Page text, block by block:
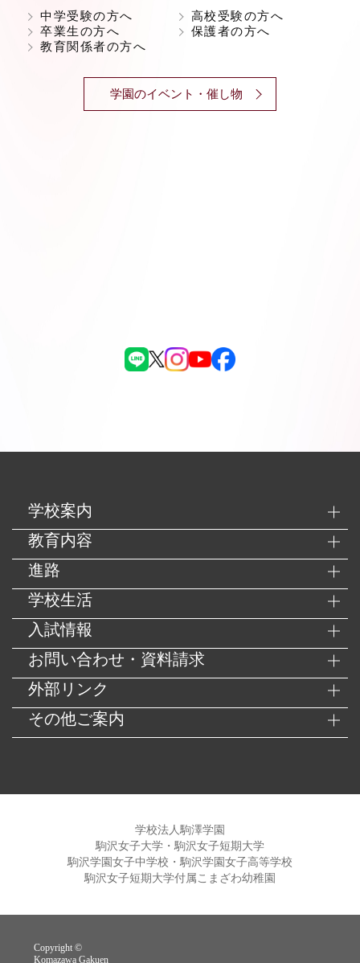
中学受験の方へ
高校受験の方へ
卒業生の方へ
保護者の方へ
教育関係者の方へ
学園のイベント・催し物
学校案内
教育内容
進路
学校生活
入試情報
お問い合わせ・資料請求
外部リンク
その他ご案内
学校法人駒澤学園
駒沢女子大学・駒沢女子短期大学
駒沢学園女子中学校・駒沢学園女子高等学校
駒沢女子短期大学付属こまざわ幼稚園
Copyright ©
Komazawa Gakuen